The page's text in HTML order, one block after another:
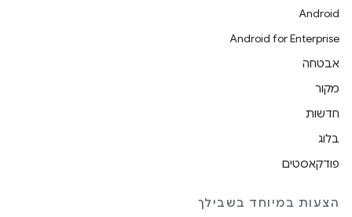
Android
Android for Enterprise
אבטחה
מקור
חדשות
בלוג
פודקאסטים
הצעות במיוחד בשבילך